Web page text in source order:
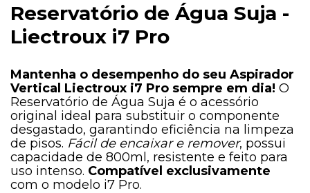
Reservatório de Água Suja -
Liectroux i7 Pro
Mantenha o desempenho do seu Aspirador
Vertical Liectroux i7 Pro sempre em dia! O
Reservatório de Água Suja é o acessório
original ideal para substituir o componente
desgastado, garantindo eficiência na limpeza
de pisos. Fácil de encaixar e remover, possui
capacidade de 800ml, resistente e feito para
uso intenso. Compatível exclusivamente
com o modelo i7 Pro.